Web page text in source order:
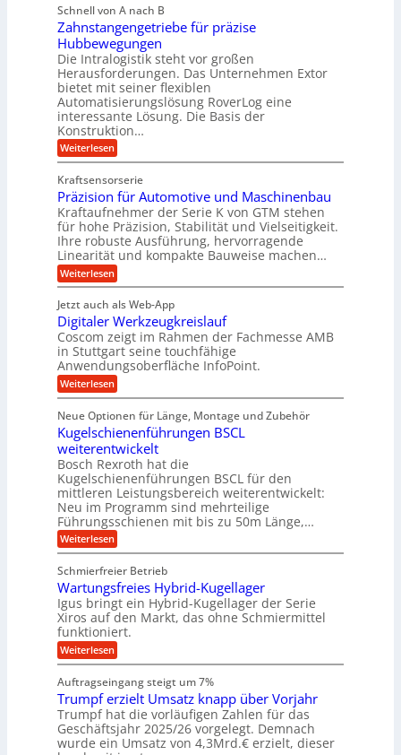
l
i
k
i
m
V
e
r
g
e
c
h
i
g
e
K
u
g
e
l
g
e
w
i
n
d
e
t
i
e
b
e
f
ü
r
r
a
u
e
U
m
g
e
b
u
n
g
e
n
g
e
r
t
U
m
s
a
t
u
n
d
A
u
f
t
r
a
g
s
e
i
g
a
n
g
e
h
r
A
r
b
e
i
t
s
l
o
s
e
,
w
e
n
i
g
e
r
S
t
e
l
l
e
n
Schnell von A nach B
Zahnstangengetriebe für präzise
Hubbewegungen
Die Intralogistik steht vor großen
Herausforderungen. Das Unternehmen Extor
bietet mit seiner flexiblen
Automatisierungslösung RoverLog eine
interessante Lösung. Die Basis der
Konstruktion…
Weiterlesen:
Z
h
n
s
t
a
n
g
e
n
e
t
r
i
e
b
e
f
r
p
r
ä
z
i
s
e
H
u
b
e
w
e
g
u
n
g
e
Kraftsensorserie
Präzision für Automotive und Maschinenbau
Kraftaufnehmer der Serie K von GTM stehen
für hohe Präzision, Stabilität und Vielseitigkeit.
Ihre robuste Ausführung, hervorragende
Linearität und kompakte Bauweise machen…
Weiterlesen:
P
ä
z
i
s
i
o
n
f
r
A
u
t
o
m
o
t
i
v
e
n
d
M
a
s
c
h
i
e
n
b
a
u
Jetzt auch als Web-App
Digitaler Werkzeugkreislauf
Coscom zeigt im Rahmen der Fachmesse AMB
in Stuttgart seine touchfähige
Anwendungsoberfläche InfoPoint.
Weiterlesen:
D
g
i
t
a
l
e
r
W
e
r
k
z
e
u
g
k
r
e
i
s
a
u
Neue Optionen für Länge, Montage und Zubehör
Kugelschienenführungen BSCL
weiterentwickelt
Bosch Rexroth hat die
Kugelschienenführungen BSCL für den
mittleren Leistungsbereich weiterentwickelt:
Neu im Programm sind mehrteilige
Führungsschienen mit bis zu 50m Länge,…
Weiterlesen:
K
g
e
l
s
c
h
i
e
e
n
f
ü
h
r
Schmierfreier Betrieb
Wartungsfreies Hybrid-Kugellager
Igus bringt ein Hybrid-Kugellager der Serie
Xiros auf den Markt, das ohne Schmiermittel
funktioniert.
Weiterlesen:
W
r
t
u
n
g
s
Auftragseingang steigt um 7%
Trumpf erzielt Umsatz knapp über Vorjahr
Trumpf hat die vorläufigen Zahlen für das
Geschäftsjahr 2025/26 vorgelegt. Demnach
wurde ein Umsatz von 4,3Mrd.€ erzielt, dieser